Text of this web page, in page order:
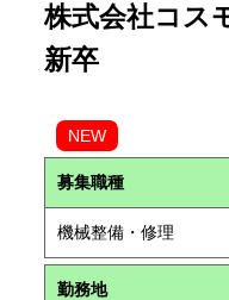
株式会社コス
新卒
NEW
募集職種
機械整備・修理
勤務地